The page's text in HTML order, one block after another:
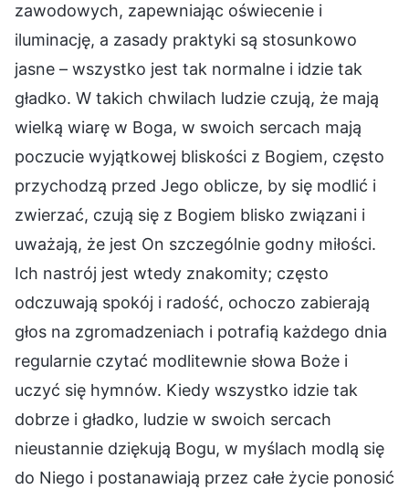
zawodowych, zapewniając oświecenie i
iluminację, a zasady praktyki są stosunkowo
jasne – wszystko jest tak normalne i idzie tak
gładko. W takich chwilach ludzie czują, że mają
wielką wiarę w Boga, w swoich sercach mają
poczucie wyjątkowej bliskości z Bogiem, często
przychodzą przed Jego oblicze, by się modlić i
zwierzać, czują się z Bogiem blisko związani i
uważają, że jest On szczególnie godny miłości.
Ich nastrój jest wtedy znakomity; często
odczuwają spokój i radość, ochoczo zabierają
głos na zgromadzeniach i potrafią każdego dnia
regularnie czytać modlitewnie słowa Boże i
uczyć się hymnów. Kiedy wszystko idzie tak
dobrze i gładko, ludzie w swoich sercach
nieustannie dziękują Bogu, w myślach modlą się
do Niego i postanawiają przez całe życie ponosić